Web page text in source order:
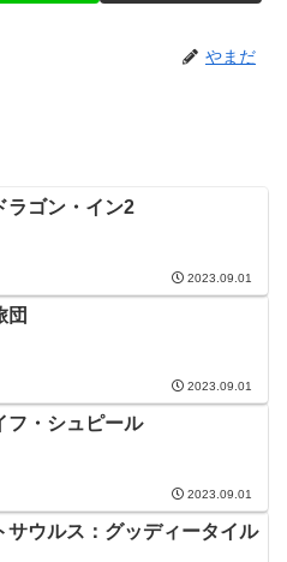
やまだ
ラゴン・イン2
2023.09.01
団
2023.09.01
フ・シュピール
2023.09.01
サウルス：グッディータイル